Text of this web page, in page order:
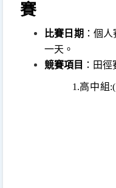
賽
比賽日期 ： 個人
一天。
競賽項目 ： 田徑
1.高中組